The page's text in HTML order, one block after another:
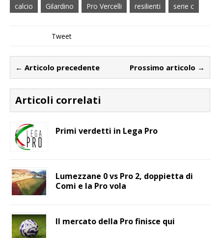
calcio Gilardino Pro Vercelli resilienti serie c
Tweet
← Articolo precedente Prossimo articolo →
Articoli correlati
Primi verdetti in Lega Pro
Lumezzane 0 vs Pro 2, doppietta di
Comi e la Pro vola
Il mercato della Pro finisce qui